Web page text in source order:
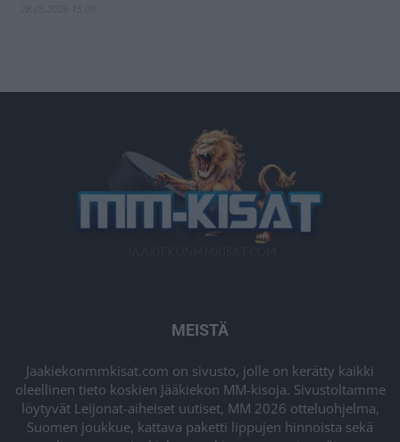
MEISTÄ
Jaakiekonmmkisat.com on sivusto, jolle on kerätty kaikki
oleellinen tieto koskien Jääkiekon MM-kisoja. Sivustoltamme
löytyvät Leijonat-aiheiset uutiset, MM 2026 otteluohjelma,
Suomen joukkue, kattava paketti lippujen hinnoista sekä